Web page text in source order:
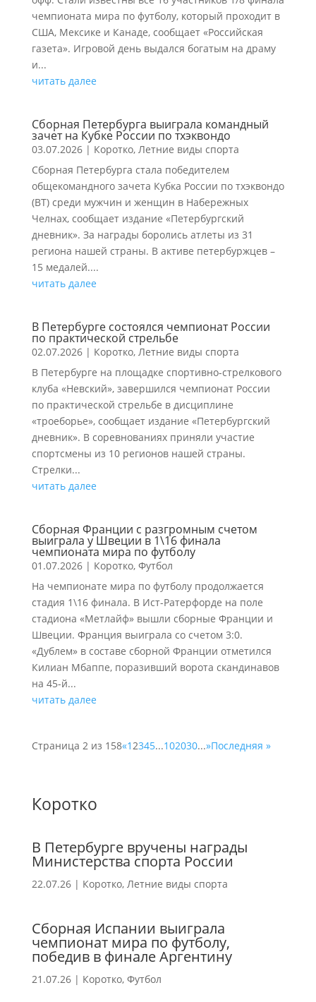
чемпионата мира по футболу, который проходит в
США, Мексике и Канаде, сообщает «Российская
газета». Игровой день выдался богатым на драму
и...
читать далее
Сборная Петербурга выиграла командный
зачет на Кубке России по тхэквондо
03.07.2026| Коротко, Летние виды спорта
Сборная Петербурга стала победителем
общекомандного зачета Кубка России по тхэквондо
(ВТ) среди мужчин и женщин в Набережных
Челнах, сообщает издание «Петербургский
дневник». За награды боролись атлеты из 31
региона нашей страны. В активе петербуржцев –
15 медалей....
читать далее
В Петербурге состоялся чемпионат России
по практической стрельбе
02.07.2026| Коротко, Летние виды спорта
В Петербурге на площадке спортивно-стрелкового
клуба «Невский», завершился чемпионат России
по практической стрельбе в дисциплине
«троеборье», сообщает издание «Петербургский
дневник». В соревнованиях приняли участие
спортсмены из 10 регионов нашей страны.
Стрелки...
читать далее
Сборная Франции с разгромным счетом
выиграла у Швеции в 1\16 финала
чемпионата мира по футболу
01.07.2026| Коротко, Футбол
На чемпионате мира по футболу продолжается
стадия 1\16 финала. В Ист-Ратерфорде на поле
стадиона «Метлайф» вышли сборные Франции и
Швеции. Франция выиграла со счетом 3:0.
«Дублем» в составе сборной Франции отметился
Килиан Мбаппе, поразивший ворота скандинавов
на 45-й...
читать далее
Страница 2 из 158«12345...102030...»Последняя »
Коротко
В Петербурге вручены награды
Министерства спорта России
22.07.26| Коротко, Летние виды спорта
Сборная Испании выиграла
чемпионат мира по футболу,
победив в финале Аргентину
21.07.26| Коротко, Футбол